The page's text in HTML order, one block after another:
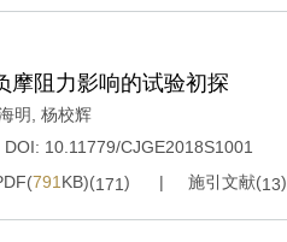
摩阻力影响的试验初探
明
杨校辉
DOI: 10.11779/CJGE2018S1001
791 KB)(171) 施引文献(13)